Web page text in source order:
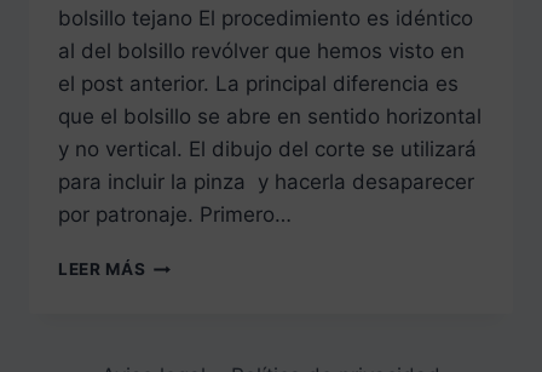
bolsillo tejano El procedimiento es idéntico
al del bolsillo revólver que hemos visto en
el post anterior. La principal diferencia es
que el bolsillo se abre en sentido horizontal
y no vertical. El dibujo del corte se utilizará
para incluir la pinza y hacerla desaparecer
por patronaje. Primero…
LEER MÁS DESPIECE